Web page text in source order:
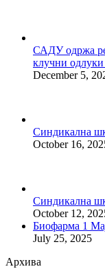
САДУ одржа
клучни одлуки
December 5,
Синдикална
October 16,
Синдикална
October 12,
Биофарма 1
July 25, 2025
Архива